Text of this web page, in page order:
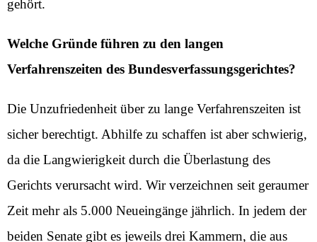
gehört.
Welche Gründe führen zu den langen
Verfahrenszeiten des Bundesverfassungsgerichtes?
Die Unzufriedenheit über zu lange Verfahrenszeiten ist
sicher berechtigt. Abhilfe zu schaffen ist aber schwierig,
da die Langwierigkeit durch die Überlastung des
Gerichts verursacht wird. Wir verzeichnen seit geraumer
Zeit mehr als 5.000 Neueingänge jährlich. In jedem der
beiden Senate gibt es jeweils drei Kammern, die aus